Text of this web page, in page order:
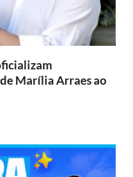
Marília Arraes ao